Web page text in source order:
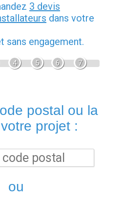
3 devis
dans votre
sans engagement.
4 5 6 7
postal ou la
projet :
ou